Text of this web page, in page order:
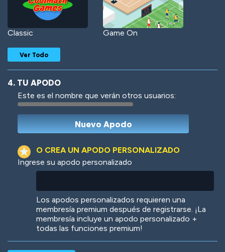
Classic Game On
Woof Jungle Cats
Ver Todo
4. TU APODO
Este es el nombre que verán otros usuarios:
O CREA UN APODO PERSONALIZADO
Ingrese su apodo personalizado
Los apodos personalizados requieren una
membresía premium después de registrarse. ¡La
membresía incluye un apodo personalizado +
todas las funciones premium!